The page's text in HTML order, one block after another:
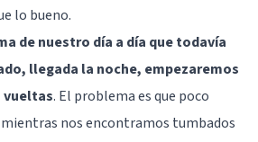
lo bueno.
de nuestro día a día que todavía
llegada la noche, empezaremos
vueltas. El problema es que poco
nos encontramos tumbados